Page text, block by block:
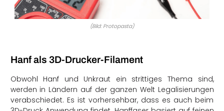
(Bild: Protopasta)
Hanf als 3D-Drucker-Filament
Obwohl Hanf und Unkraut ein strittiges Thema sind,
werden in Ländern auf der ganzen Welt Legalisierungen
verabschiedet. Es ist vorhersehbar, dass es auch beim